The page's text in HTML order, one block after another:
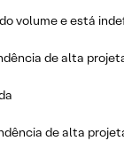
volume e está
de alta
de alta